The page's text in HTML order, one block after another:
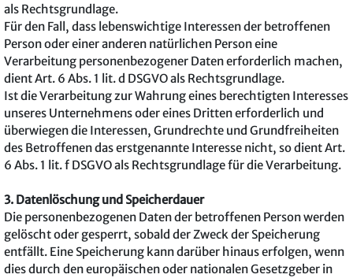
als Rechtsgrundlage.
Für den Fall, dass lebenswichtige Interessen der betroffenen
Person oder einer anderen natürlichen Person eine
Verarbeitung personenbezogener Daten erforderlich machen,
dient Art. 6 Abs. 1 lit. d DSGVO als Rechtsgrundlage.
Ist die Verarbeitung zur Wahrung eines berechtigten Interesses
unseres Unternehmens oder eines Dritten erforderlich und
überwiegen die Interessen, Grundrechte und Grundfreiheiten
des Betroffenen das erstgenannte Interesse nicht, so dient Art.
6 Abs. 1 lit. f DSGVO als Rechtsgrundlage für die Verarbeitung.
3. Datenlöschung und Speicherdauer
Die personenbezogenen Daten der betroffenen Person werden
gelöscht oder gesperrt, sobald der Zweck der Speicherung
entfällt. Eine Speicherung kann darüber hinaus erfolgen, wenn
dies durch den europäischen oder nationalen Gesetzgeber in